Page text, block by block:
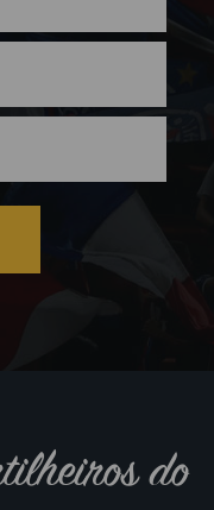
do